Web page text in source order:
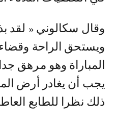
وقال سكالوني « لقد
ويستحق الراحة
المباراة وهو مرهق
يجب أن يغادر أرض
ذلك نظرا للطابع